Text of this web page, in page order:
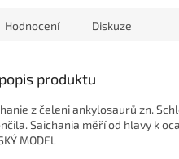
Hodnocení Diskuze
produktu
z čeleni ankylosaurů zn.
Saichania měří od hlavy k
MODEL